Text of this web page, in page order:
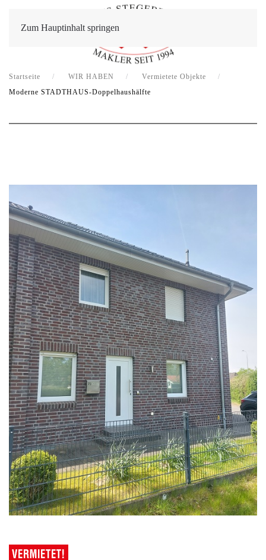
Zum Hauptinhalt springen
Startseite WIR HABEN
Vermietete Objekte
Moderne STADTHAUS-Doppelhaushälfte